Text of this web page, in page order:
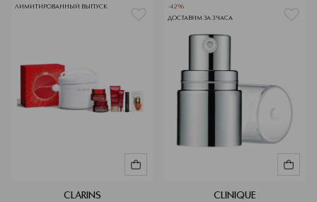
ЛИМИТИРОВАННЫЙ ВЫПУСК
CLARINS
-42%
ДОСТАВИМ ЗА 3 ЧАСА
CLINIQUE